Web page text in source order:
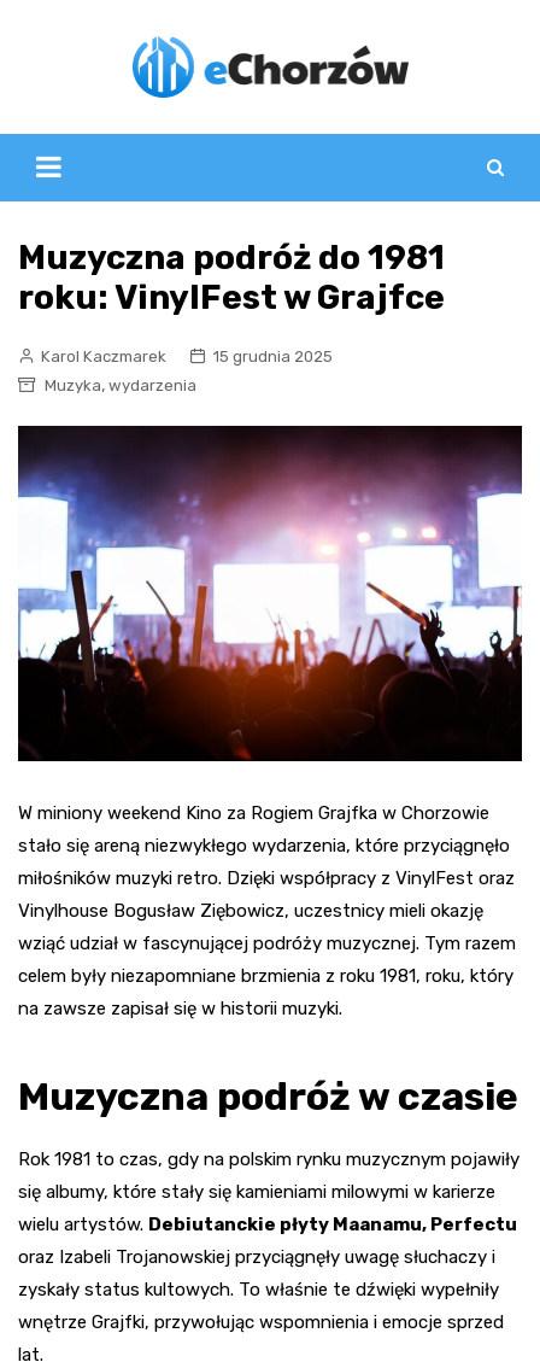
Muzyczna podróż do 1981
roku: VinylFest w Grajfce
Karol Kaczmarek
15 grudnia 2025
Muzyka, wydarzenia
W miniony weekend Kino za Rogiem Grajfka w Chorzowie
stało się areną niezwykłego wydarzenia, które przyciągnęło
miłośników muzyki retro. Dzięki współpracy z VinylFest oraz
Vinylhouse Bogusław Ziębowicz, uczestnicy mieli okazję
wziąć udział w fascynującej podróży muzycznej. Tym razem
celem były niezapomniane brzmienia z roku 1981, roku, który
na zawsze zapisał się w historii muzyki.
Muzyczna podróż w czasie
Rok 1981 to czas, gdy na polskim rynku muzycznym pojawiły
się albumy, które stały się kamieniami milowymi w karierze
wielu artystów. Debiutanckie płyty Maanamu, Perfectu
oraz Izabeli Trojanowskiej przyciągnęły uwagę słuchaczy i
zyskały status kultowych. To właśnie te dźwięki wypełniły
wnętrze Grajfki, przywołując wspomnienia i emocje sprzed
lat.